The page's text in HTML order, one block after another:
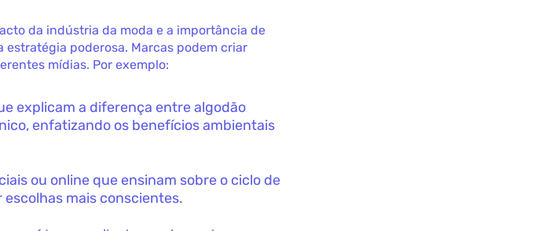
da indústria da moda e a importância de
poderosa. Marcas podem criar
mídias. Por exemplo:
explicam a diferença entre algodão
enfatizando os benefícios ambientais
ou online que ensinam sobre o ciclo de
mais conscientes.